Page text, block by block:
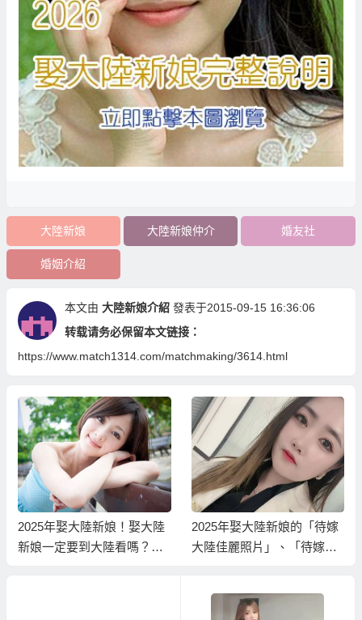
大陸新娘 大陸新娘仲介 婚友社
婚姻介紹
本文由 大陸新娘介紹 發表于2015-09-15 16:36:06
转载请务必保留本文链接：
https://www.match1314.com/matchmaking/3614.html
2025年娶大陸新娘！娶大陸
新娘一定要到大陸看嗎？能
2025年娶大陸新娘的「待嫁
大陸佳麗照片」、「待嫁大